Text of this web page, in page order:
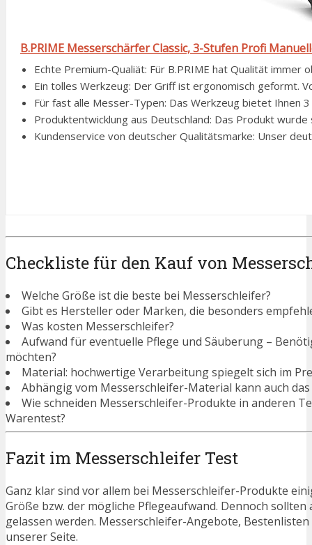
B.PRIME Messerschärfer Classic, 3-Stufen Profi
Echte Premium-Qualiät: Für B.PRIME hat Qualität immer
Ein tolles Werkzeug: Der Griff ist ergonomisch geformt.
Für fast alle Messer-Typen: Das Werkzeug bietet Ihnen
Produktentwicklung aus Deutschland: Das Produkt
Kundenservice von deutscher Qualitätsmarke: Unser
Checkliste für den Kauf von
Welche Größe ist die beste bei Messerschleifer?
Gibt es Hersteller oder Marken, die besonders
Was kosten Messerschleifer?
Aufwand für eventuelle Pflege und Säuberung –
möchten?
Material: hochwertige Verarbeitung spiegelt sich im
Abhängig vom Messerschleifer-Material kann auch
Wie schneiden Messerschleifer-Produkte in anderen
Warentest?
Fazit im Messerschleifer Test
Ganz klar sind vor allem bei Messerschleifer-Produkte
Größe bzw. der mögliche Pflegeaufwand. Dennoch
gelassen werden. Messerschleifer-Angebote,
unserer Seite.